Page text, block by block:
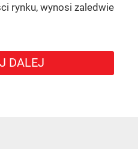
rynku, wynosi zaledwie
DALEJ